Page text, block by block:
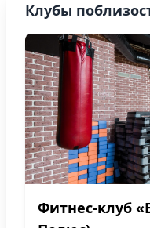
Клубы
Фитнес-клуб